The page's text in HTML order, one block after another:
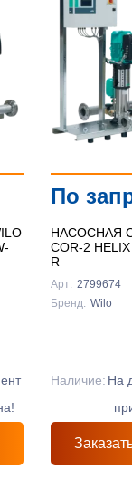
По
НАСОСНАЯ
COR-2
R
Арт: 2799674
Бренд: Wilo
Наличие: На